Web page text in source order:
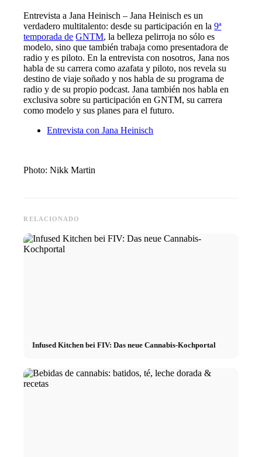
Entrevista a Jana Heinisch – Jana Heinisch es un
verdadero multitalento: desde su participación en la9ª
temporada de GNTM, la belleza pelirroja no sólo es
modelo, sino que también trabaja como presentadora de
radio y es piloto. En la entrevista con nosotros, Jana nos
habla de su carrera como azafata y piloto, nos revela su
destino de viaje soñado y nos habla de su programa de
radio y de su propio podcast. Jana también nos habla en
exclusiva sobre su participación en GNTM, su carrera
como modelo y sus planes para el futuro.
Entrevista con Jana Heinisch
Photo: Nikk Martin
RELACIONADO
Infused Kitchen bei FIV: Das neue Cannabis-Kochportal